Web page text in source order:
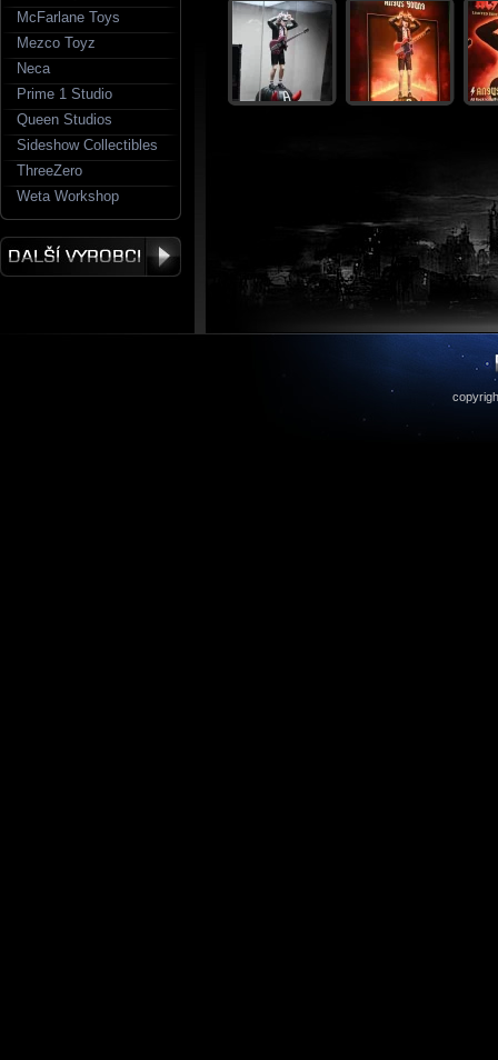
McFarlane Toys
Mezco Toyz
Neca
Prime 1 Studio
Queen Studios
Sideshow Collectibles
ThreeZero
Weta Workshop